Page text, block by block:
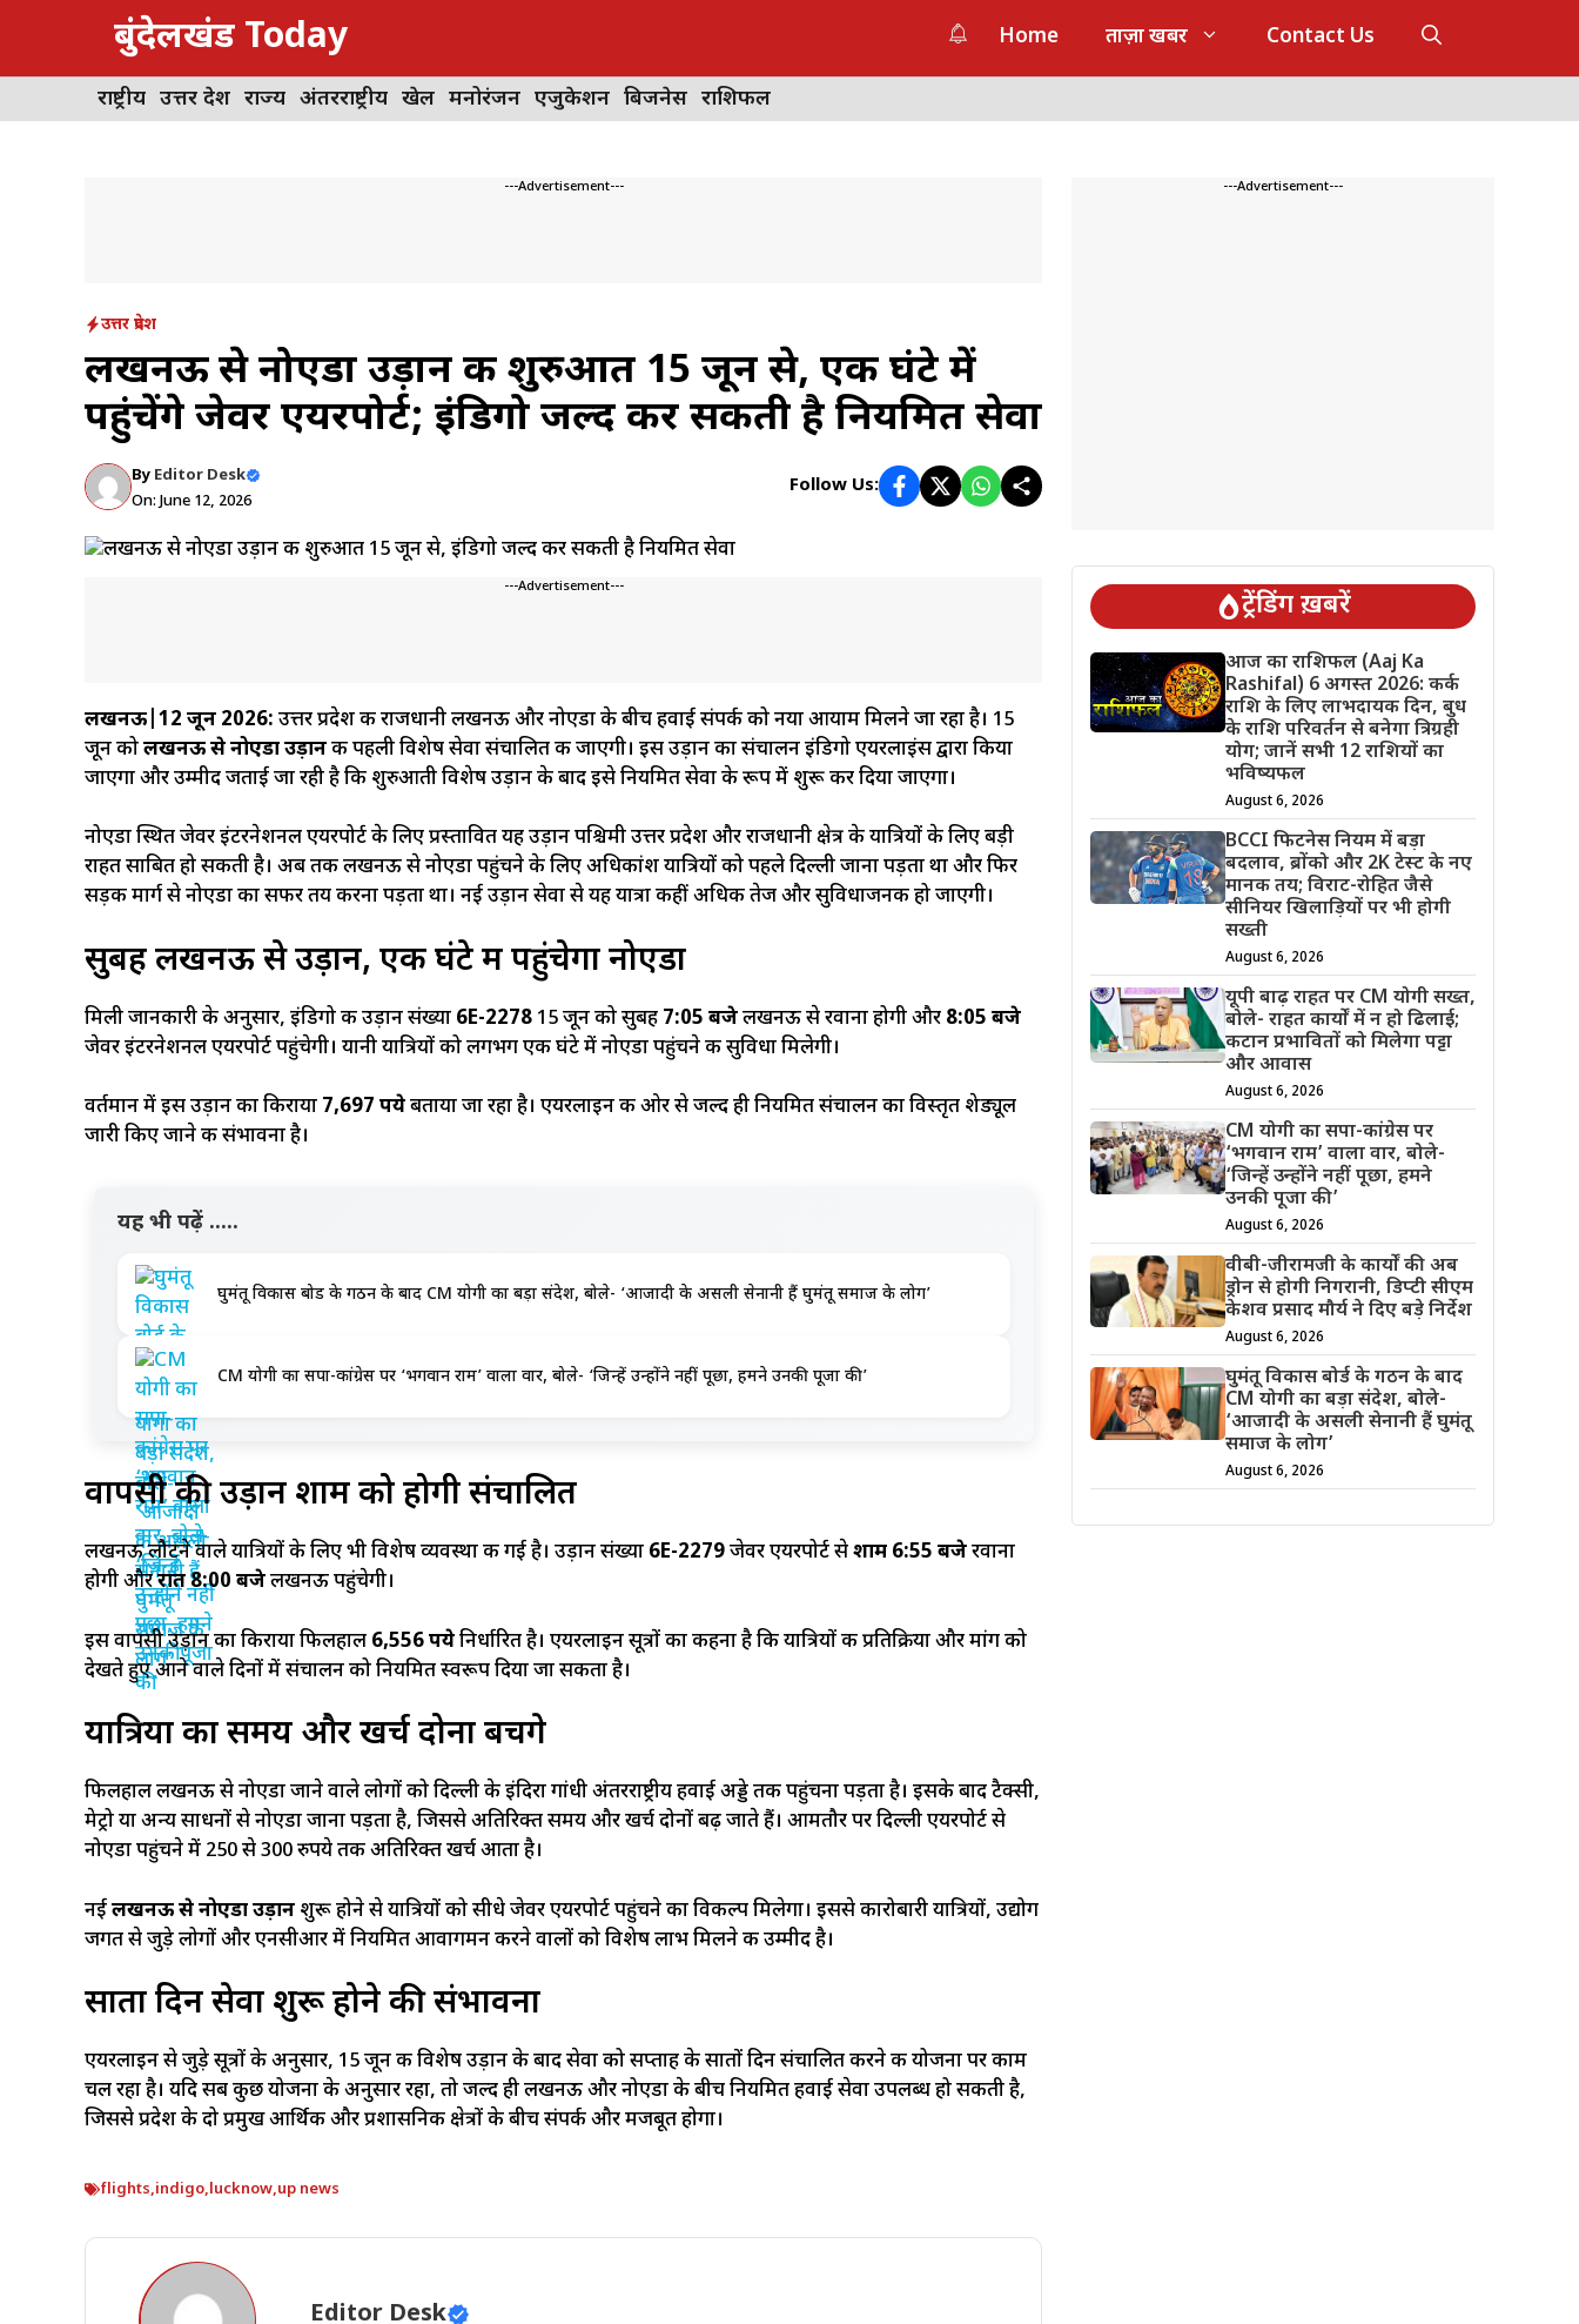
content
बुंदेलखंड Today Home ताज़ा खबर Contact Us
राष्ट्रीय उत्तर प्रदेश राज्य अंतरराष्ट्रीय खेल मनोरंजन एजुकेशन बिजनेस राशिफल
---Advertisement---
उत्तर प्रदेश
लखनऊ से नोएडा उड़ान की शुरुआत 15 जून से, एक घंटे में
पहुंचेंगे जेवर एयरपोर्ट; इंडिगो जल्द कर सकती है नियमित सेवा
By Editor Desk
On: June 12, 2026
Follow Us:
---Advertisement---
लखनऊ|12 जून 2026: उत्तर प्रदेश की राजधानी लखनऊ और नोएडा के बीच हवाई संपर्क को नया आयाम मिलने जा रहा है। 15
जून कोलखनऊ से नोएडा उड़ानकी पहली विशेष सेवा संचालित की जाएगी। इस उड़ान का संचालन इंडिगो एयरलाइंस द्वारा किया
जाएगा और उम्मीद जताई जा रही है कि शुरुआती विशेष उड़ान के बाद इसे नियमित सेवा के रूप में शुरू कर दिया जाएगा।
नोएडा स्थित जेवर इंटरनेशनल एयरपोर्ट के लिए प्रस्तावित यह उड़ान पश्चिमी उत्तर प्रदेश और राजधानी क्षेत्र के यात्रियों के लिए बड़ी
राहत साबित हो सकती है। अब तक लखनऊ से नोएडा पहुंचने के लिए अधिकांश यात्रियों को पहले दिल्ली जाना पड़ता था और फिर
सड़क मार्ग से नोएडा का सफर तय करना पड़ता था। नई उड़ान सेवा से यह यात्रा कहीं अधिक तेज और सुविधाजनक हो जाएगी।
सुबह लखनऊ से उड़ान, एक घंटे में पहुंचेगा नोएडा
मिली जानकारी के अनुसार, इंडिगो की उड़ान संख्या 6E-2278 15 जून को सुबह 7:05 बजेलखनऊ से रवाना होगी और 8:05 बजे
जेवर इंटरनेशनल एयरपोर्ट पहुंचेगी। यानी यात्रियों को लगभग एक घंटे में नोएडा पहुंचने की सुविधा मिलेगी।
वर्तमान में इस उड़ान का किराया 7,697 रुपयेबताया जा रहा है। एयरलाइन की ओर से जल्द ही नियमित संचालन का विस्तृत शेड्यूल
जारी किए जाने की संभावना है।
यह भी पढ़ें .....
घुमंतू विकास बोर्ड के गठन के बाद CM योगी का बड़ा संदेश, बोले- ‘आजादी के असली सेनानी हैं घुमंतू समाज के लोग’
CM योगी का सपा-कांग्रेस पर ‘भगवान राम’ वाला वार, बोले- ‘जिन्हें उन्होंने नहीं पूछा, हमने उनकी पूजा की’
वापसी की उड़ान शाम को होगी संचालित
लखनऊ लौटने वाले यात्रियों के लिए भी विशेष व्यवस्था की गई है। उड़ान संख्या 6E-2279जेवर एयरपोर्ट सेशाम 6:55 बजेरवाना
होगी औररात 8:00 बजेलखनऊ पहुंचेगी।
इस वापसी उड़ान का किराया फिलहाल 6,556 रुपयेनिर्धारित है। एयरलाइन सूत्रों का कहना है कि यात्रियों की प्रतिक्रिया और मांग को
देखते हुए आने वाले दिनों में संचालन को नियमित स्वरूप दिया जा सकता है।
यात्रियों का समय और खर्च दोनों बचेंगे
फिलहाल लखनऊ से नोएडा जाने वाले लोगों को दिल्ली के इंदिरा गांधी अंतरराष्ट्रीय हवाई अड्डे तक पहुंचना पड़ता है। इसके बाद टैक्सी,
मेट्रो या अन्य साधनों से नोएडा जाना पड़ता है, जिससे अतिरिक्त समय और खर्च दोनों बढ़ जाते हैं। आमतौर पर दिल्ली एयरपोर्ट से
नोएडा पहुंचने में 250 से 300 रुपये तक अतिरिक्त खर्च आता है।
नईलखनऊ से नोएडा उड़ान शुरू होने से यात्रियों को सीधे जेवर एयरपोर्ट पहुंचने का विकल्प मिलेगा। इससे कारोबारी यात्रियों, उद्योग
जगत से जुड़े लोगों और एनसीआर में नियमित आवागमन करने वालों को विशेष लाभ मिलने की उम्मीद है।
सातों दिन सेवा शुरू होने की संभावना
एयरलाइन से जुड़े सूत्रों के अनुसार, 15 जून की विशेष उड़ान के बाद सेवा को सप्ताह के सातों दिन संचालित करने की योजना पर काम
चल रहा है। यदि सब कुछ योजना के अनुसार रहा, तो जल्द ही लखनऊ और नोएडा के बीच नियमित हवाई सेवा उपलब्ध हो सकती है,
जिससे प्रदेश के दो प्रमुख आर्थिक और प्रशासनिक क्षेत्रों के बीच संपर्क और मजबूत होगा।
flights,indigo,lucknow,up news
Editor Desk
---Advertisement---
ट्रेंडिंग ख़बरें
आज का राशिफल (Aaj Ka
Rashifal) 6 अगस्त 2026: कर्क
राशि के लिए लाभदायक दिन, बुध
के राशि परिवर्तन से बनेगा त्रिग्रही
योग; जानें सभी 12 राशियों का
भविष्यफल
August 6, 2026
BCCI फिटनेस नियम में बड़ा
बदलाव, ब्रोंको और 2K टेस्ट के नए
मानक तय; विराट-रोहित जैसे
सीनियर खिलाड़ियों पर भी होगी
सख्ती
August 6, 2026
यूपी बाढ़ राहत पर CM योगी सख्त,
बोले- राहत कार्यों में न हो ढिलाई;
कटान प्रभावितों को मिलेगा पट्टा
और आवास
August 6, 2026
CM योगी का सपा-कांग्रेस पर
‘भगवान राम’ वाला वार, बोले-
‘जिन्हें उन्होंने नहीं पूछा, हमने
उनकी पूजा की’
August 6, 2026
वीबी-जीरामजी के कार्यों की अब
ड्रोन से होगी निगरानी, डिप्टी सीएम
केशव प्रसाद मौर्य ने दिए बड़े निर्देश
August 6, 2026
घुमंतू विकास बोर्ड के गठन के बाद
CM योगी का बड़ा संदेश, बोले-
‘आजादी के असली सेनानी हैं घुमंतू
समाज के लोग’
August 6, 2026